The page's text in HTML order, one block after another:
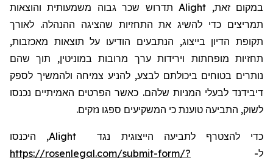
במקום זאת, Alight תדרוש שכר גבוה משמעותית והוצאות
תמריצים כדי להשיג את התחזיות שהציגה ההנהלה. לאורך
תקופת הדיון בייצוג, הנתבעים הודיעו על תוצאות מאכזבות,
תחזיות מופחתות וירידות ערך מרובות במוניטין, תוך שהם
נותרים בטוחים ביכולתם לבצע, להניע צמיחה ולהמשיך לספק
דיבידנד לבעלי המניות שלהם. כאשר הפרטים האמיתיים נכנסו
לשוק, התביעה טוענת כי המשקיעים ספגו נזקים.
כדי להצטרף לתביעה הייצוגית נגד Alight, היכנסו
ל- https://rosenlegal.com/submit-form/?